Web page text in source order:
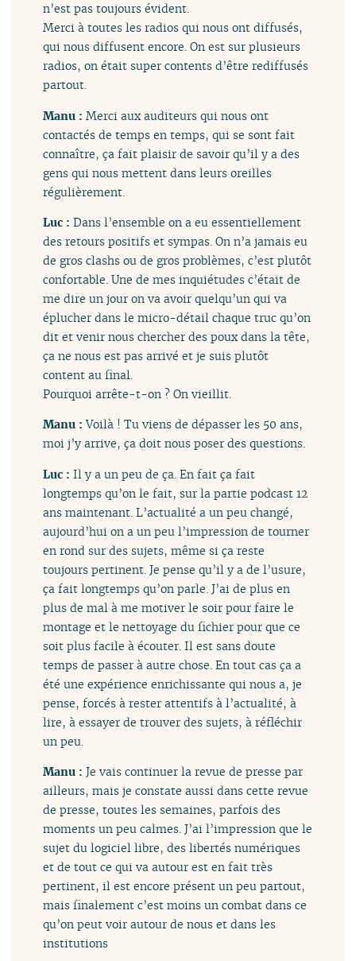
n’est pas toujours évident.
Merci à toutes les radios qui nous ont diffusés,
qui nous diffusent encore. On est sur plusieurs
radios, on était super contents d’être rediffusés
partout.
Manu :Merci aux auditeurs qui nous ont
contactés de temps en temps, qui se sont fait
connaître, ça fait plaisir de savoir qu’il y a des
gens qui nous mettent dans leurs oreilles
régulièrement.
Luc :Dans l’ensemble on a eu essentiellement
des retours positifs et sympas. On n’a jamais eu
de gros clashs ou de gros problèmes, c’est plutôt
confortable. Une de mes inquiétudes c’était de
me dire un jour on va avoir quelqu’un qui va
éplucher dans le micro-détail chaque truc qu’on
dit et venir nous chercher des poux dans la tête,
ça ne nous est pas arrivé et je suis plutôt
content au final.
Pourquoi arrête-t-on ? On vieillit.
Manu :Voilà ! Tu viens de dépasser les 50 ans,
moi j’y arrive, ça doit nous poser des questions.
Luc :Il y a un peu de ça. En fait ça fait
longtemps qu’on le fait, sur la partie podcast 12
ans maintenant. L’actualité a un peu changé,
aujourd’hui on a un peu l’impression de tourner
en rond sur des sujets, même si ça reste
toujours pertinent. Je pense qu’il y a de l’usure,
ça fait longtemps qu’on parle. J’ai de plus en
plus de mal à me motiver le soir pour faire le
montage et le nettoyage du fichier pour que ce
soit plus facile à écouter. Il est sans doute
temps de passer à autre chose. En tout cas ça a
été une expérience enrichissante qui nous a, je
pense, forcés à rester attentifs à l’actualité, à
lire, à essayer de trouver des sujets, à réfléchir
un peu.
Manu :Je vais continuer la revue de presse par
ailleurs, mais je constate aussi dans cette revue
de presse, toutes les semaines, parfois des
moments un peu calmes. J’ai l’impression que le
sujet du logiciel libre, des libertés numériques
et de tout ce qui va autour est en fait très
pertinent, il est encore présent un peu partout,
mais finalement c’est moins un combat dans ce
qu’on peut voir autour de nous et dans les
institutions